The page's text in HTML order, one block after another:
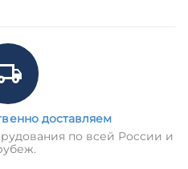
доставляем
по всей России и